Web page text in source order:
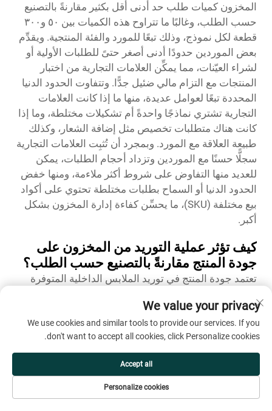
المخزون كميات طلب حد أدنى أقل بكثير مقارنةً بالتصنيع
حسب الطلب، وغالبًا ما تتراوح هذه الكميات بين ٥٠ و٣٠٠
قطعة لكل نموذج، وذلك تبعًا للمورد والفئة المنتجية. ويقدِّم
بعض الموردين حدودًا أدنى أصغر حتىً للطلبات الأولية أو
لشراء العيّنات، مما يمكِّن العلامات التجارية من اختبار
المنتجات مع التزام مالي ضئيل جدًّا. وتتفاوت الحدود الدنيا
المحددة تبعًا لعوامل عديدة، منها ما إذا كانت العلامات
التجارية تشتري نماذجًا واحدةً أم تشكيلات مختلطة، وما إذا
كانت هناك متطلبات تخصيص مثل إضافة الشعار، وكذلك
طبيعة العلاقة مع المورد. وبمجرد أن تُثبِت العلامات التجارية
سجلًّا حسنًا مع الموردين وتزداد أحجام الطلبات، يمكن
للعديد منها التفاوض على شروط أكثر ملاءمة، ومنها خفض
الحدود الدنيا أو السماح بطلبات مختلطة تحتوي على أكواد
بيع مختلفة (SKU)، ما يحسِّن كفاءة إدارة المخزون بشكل
أكبر.
كيف تؤثر عملية التوريد من المخزون على
جودة المنتج مقارنةً بالتصنيع حسب الطلب؟
تعتمد جودة المنتج في توريد الملابس الداخلية المتوفرة
نموذج التوريد نفسه. فغالبًا ما يُنتج الموردون الموثوق بهم،
الذين يحتفظون بمخزون جاهز، وفق معايير جودة متسقة،
لأنهم ينتجون للتخزين الخاص بهم وبالتالي يتحملون مخاطر
المخزون بدلاً من تنفيذ طلبات مخصصة محددة. ويقدّم
العديد من مصنّعي الملابس الداخلية الراسخين خدمات
التوريد الجاهز والتوريد المخصص على حدٍ سواء، مع تطبيق
عمليات مراقبة الجودة نفسها على كلا خطَّي الإنتاج. وينبغي
We value your privacy
We use cookies and similar tools to provide our services. If you
don't want to accept all cookies, click Personalize cookies.
Personalize cookies
Accept all